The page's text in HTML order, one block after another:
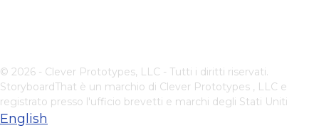
© 2026 - Clever Prototypes, LLC - Tutti i diritti riservati.
StoryboardThat è un marchio di Clever Prototypes , LLC e
registrato presso l'ufficio brevetti e marchi degli Stati Uniti
English